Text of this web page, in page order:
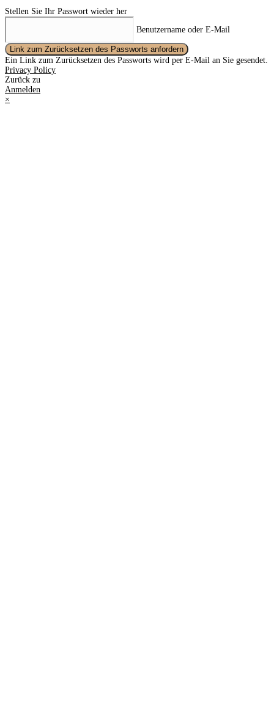
Stellen Sie Ihr Passwort wieder her
Benutzername oder E-Mail
Link zum Zurücksetzen des Passworts anfordern
Ein Link zum Zurücksetzen des Passworts wird per E-Mail an Sie gesendet.
Privacy Policy
Zurück zu
Anmelden
×